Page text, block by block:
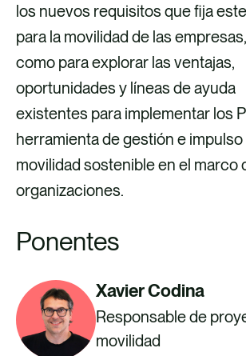
los nuevos requisitos que fija
para la movilidad de las
como para explorar las ventajas,
oportunidades y líneas de ayuda
existentes para implementar los
herramienta de gestión e impulso
movilidad sostenible en el marco
organizaciones.
Ponentes
Xavier Codina
Responsable de
movilidad